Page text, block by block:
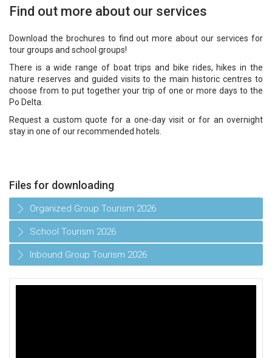
Find out more about our services
Download the brochures to find out more about our services for
tour groups and school groups!
There is a wide range of boat trips and bike rides, hikes in the
nature reserves and guided visits to the main historic centres to
choose from to put together your trip of one or more days to the
Po Delta.
Request a custom quote for a one-day visit or for an overnight
stay in one of our recommended hotels.
Files for downloading
Organized Group Tourism 2026
School Tourism 2026
Inbound Group Tourism 2026